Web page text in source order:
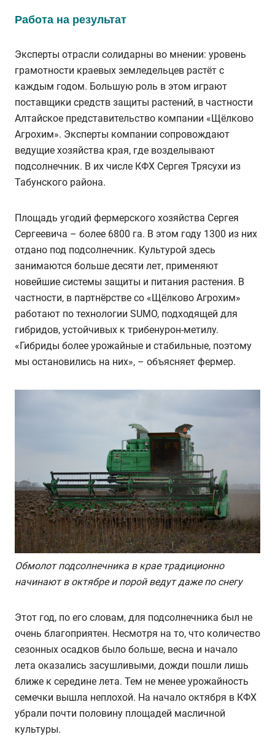
Работа на результат
Эксперты отрасли солидарны во мнении: уровень
грамотности краевых земледельцев растёт с
каждым годом. Большую роль в этом играют
поставщики средств защиты растений, в частности
Алтайское представительство компании «Щёлково
Агрохим». Эксперты компании сопровождают
ведущие хозяйства края, где возделывают
подсолнечник. В их числе КФХ Сергея Трясухи из
Табунского района.
Площадь угодий фермерского хозяйства Сергея
Сергеевича – более 6800 га. В этом году 1300 из них
отдано под подсолнечник. Культурой здесь
занимаются больше десяти лет, применяют
новейшие системы защиты и питания растения. В
частности, в партнёрстве со «Щёлково Агрохим»
работают по технологии SUMO, подходящей для
гибридов, устойчивых к трибенурон-метилу.
«Гибриды более урожайные и стабильные, поэтому
мы остановились на них», – объясняет фермер.
Обмолот подсолнечника в крае традиционно
начинают в октябре и порой ведут даже по снегу
Этот год, по его словам, для подсолнечника был не
очень благоприятен. Несмотря на то, что количество
сезонных осадков было больше, весна и начало
лета оказались засушливыми, дожди пошли лишь
ближе к середине лета. Тем не менее урожайность
семечки вышла неплохой. На начало октября в КФХ
убрали почти половину площадей масличной
культуры.